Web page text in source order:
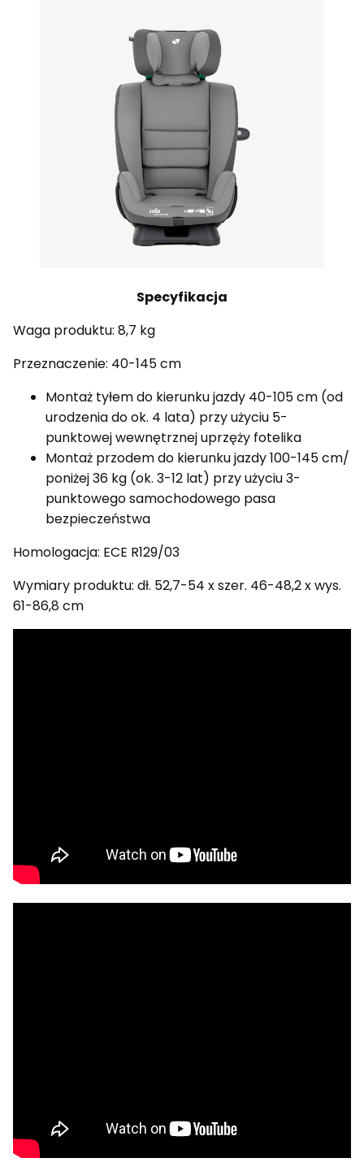
Specyfikacja
Waga produktu: 8,7 kg
Przeznaczenie: 40-145 cm
Montaż tyłem do kierunku jazdy 40-105 cm (od
urodzenia do ok. 4 lata) przy użyciu 5-
punktowej wewnętrznej uprzęży fotelika
Montaż przodem do kierunku jazdy 100-145 cm/
poniżej 36 kg (ok. 3-12 lat) przy użyciu 3-
punktowego samochodowego pasa
bezpieczeństwa
Homologacja: ECE R129/03
Wymiary produktu: dł. 52,7-54 x szer. 46-48,2 x wys.
61-86,8 cm